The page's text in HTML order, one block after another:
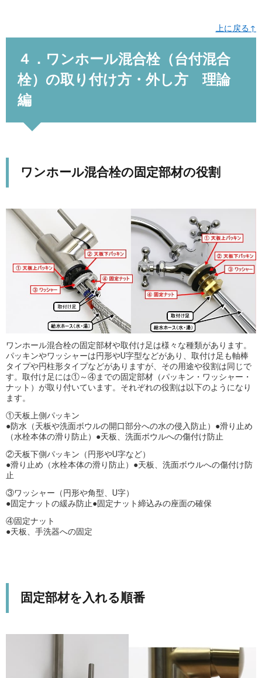
上に戻る↑
４．ワンホール混合栓（台付混合
栓）の取り付け方・外し方 理論
編
ワンホール混合栓の固定部材の役割
ワンホール混合栓の固定部材や取付け足は様々な種類があります。
パッキンやワッシャーは円形やU字型などがあり、取付け足も軸棒
タイプや円柱形タイプなどがありますが、その用途や役割は同じで
す。取付け足には①～④までの固定部材（パッキン・ワッシャー・
ナット）が取り付いています。それぞれの役割は以下のようになり
ます。
①天板上側パッキン
●防水（天板や洗面ボウルの開口部分への水の侵入防止）●滑り止め
（水栓本体の滑り防止）●天板、洗面ボウルへの傷付け防止
②天板下側パッキン（円形やU字など）
●滑り止め（水栓本体の滑り防止）●天板、洗面ボウルへの傷付け防
止
③ワッシャー（円形や角型、U字）
●固定ナットの緩み防止●固定ナット締込みの座面の確保
④固定ナット
●天板、手洗器への固定
固定部材を入れる順番